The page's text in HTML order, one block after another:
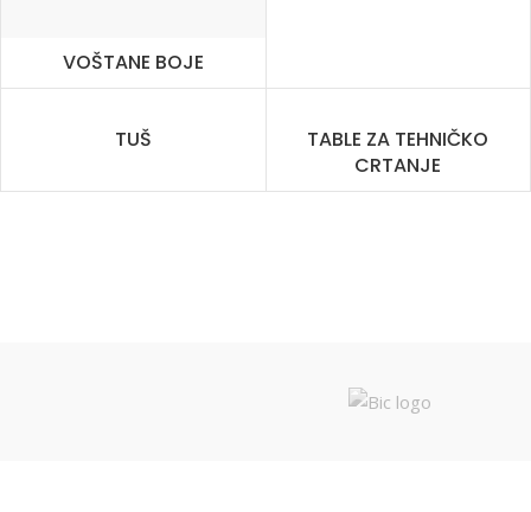
VOŠTANE BOJE
TUŠ
TABLE ZA TEHNIČKO
CRTANJE